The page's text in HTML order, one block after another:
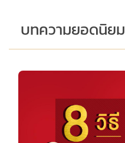
บทความยอดนิยม